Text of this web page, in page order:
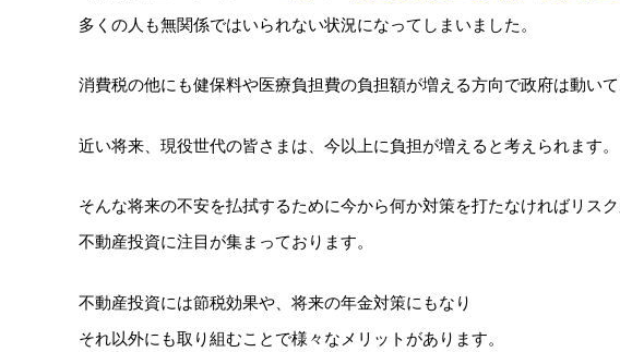
多くの人も無関係ではいられない状況になってしまいました。
消費税の他にも健保料や医療負担費の負担額が増える方向で政府は動いて
近い将来、現役世代の皆さまは、今以上に負担が増えると考えられます。
そんな将来の不安を払拭するために今から何か対策を打たなければリス
不動産投資に注目が集まっております。
不動産投資には節税効果や、将来の年金対策にもなり
それ以外にも取り組むことで様々なメリットがあります。